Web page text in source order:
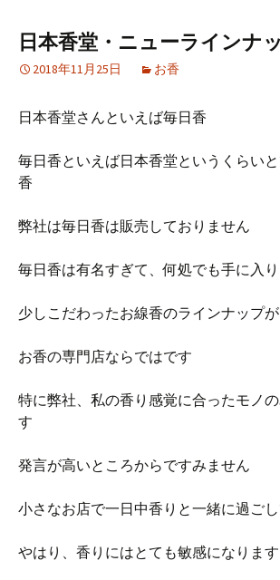
日本香堂・ニューラインナ
2018年11月25日 お香
日本香堂さんといえば毎日香
毎日香といえば日本香堂というくらい
香
弊社は毎日香は販売しておりません
毎日香は有名すぎて、何処でも手に入
少しこだわったお線香のラインナップ
お香の専門店ならではです
特に弊社、私の香り感覚に合ったモノ
す
発言が高いところからですみません
小さなお店で一日中香りと一緒に過ご
やはり、香りにはとても敏感になります